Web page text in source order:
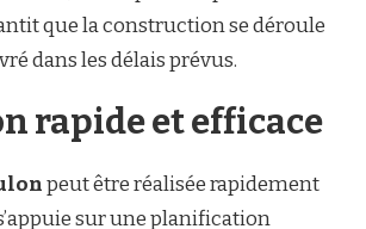
que la construction se déroule
dans les délais prévus.
rapide et efficace
peut être réalisée rapidement
sur une planification